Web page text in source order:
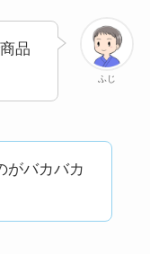
ふじ
品
がバカバカ